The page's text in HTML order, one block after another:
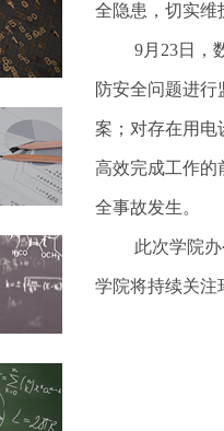
全隐患，切实维
9月23日，
防安全问题进
案；对存在用电
高效完成工作的
全事故发生。
此次学院
学院将持续关注